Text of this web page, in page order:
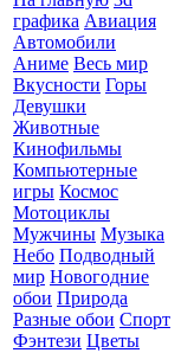
графика Авиация
Автомобили
Аниме Весь мир
Вкусности Горы
Девушки
Животные
Кинофильмы
Компьютерные
игры Космос
Мотоциклы
Мужчины Музыка
Небо Подводный
мир Новогодние
обои Природа
Разные обои Спорт
Фэнтези Цветы